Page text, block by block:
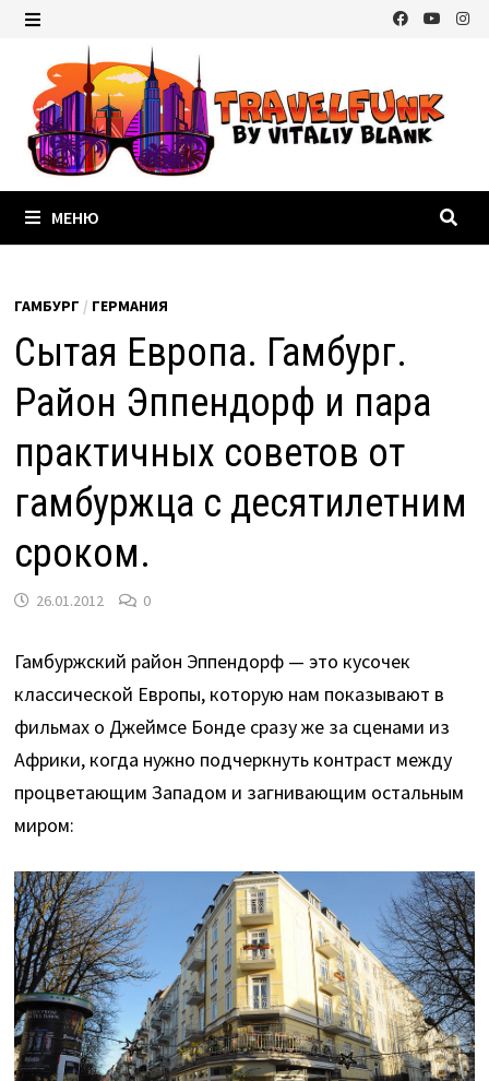
Перейти
содержимому
МЕНЮ
ГАМБУРГ / ГЕРМАНИЯ
Сытая Европа. Гамбург.
Район Эппендорф и пара
практичных советов от
гамбуржца с десятилетним
сроком.
26.01.2012 0
Гамбуржский район Эппендорф — это кусочек
классической Европы, которую нам показывают в
фильмах о Джеймсе Бонде сразу же за сценами из
Африки, когда нужно подчеркнуть контраст между
процветающим Западом и загнивающим остальным
миром: